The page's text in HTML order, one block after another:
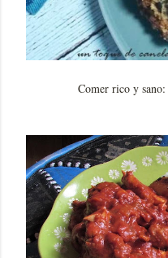
Comer rico y sano: